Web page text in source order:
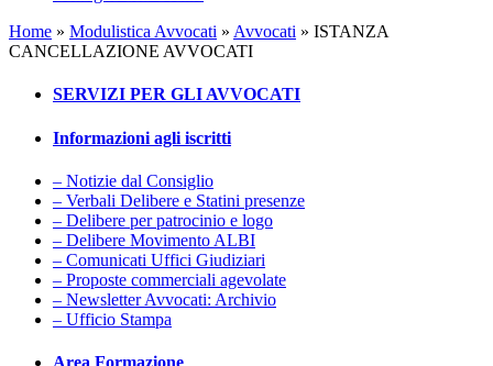
Home » Modulistica Avvocati » Avvocati » ISTANZA
CANCELLAZIONE AVVOCATI
SERVIZI PER GLI AVVOCATI
Informazioni agli iscritti
– Notizie dal Consiglio
– Verbali Delibere e Statini presenze
– Delibere per patrocinio e logo
– Delibere Movimento ALBI
– Comunicati Uffici Giudiziari
– Proposte commerciali agevolate
– Newsletter Avvocati: Archivio
– Ufficio Stampa
Area Formazione